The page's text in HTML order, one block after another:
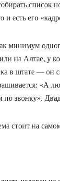
список
и есть его
минимум
на Алтае, у
в штате — он
«А
по звонку».
стоит на